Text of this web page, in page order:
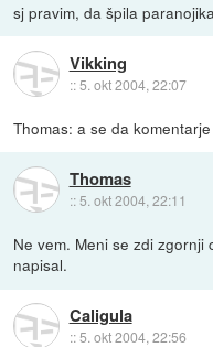
sj pravim, da špila
Vikking
::5. okt 2004, 22:07
Thomas: a se da
Thomas
:: 5. okt 2004, 22:11
Ne vem. Meni se zdi
napisal.
Caligula
::5. okt 2004, 22:56